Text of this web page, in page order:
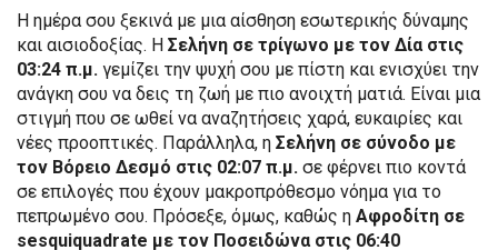
Η ημέρα σου ξεκινά με μια αίσθηση εσωτερικής δύναμης
και αισιοδοξίας. Η Σελήνη σε τρίγωνο με τον Δία στις
03:24 π.μ. γεμίζει την ψυχή σου με πίστη και ενισχύει την
ανάγκη σου να δεις τη ζωή με πιο ανοιχτή ματιά. Είναι μια
στιγμή που σε ωθεί να αναζητήσεις χαρά, ευκαιρίες και
νέες προοπτικές. Παράλληλα, η Σελήνη σε σύνοδο με
τον Βόρειο Δεσμό στις 02:07 π.μ. σε φέρνει πιο κοντά
σε επιλογές που έχουν μακροπρόθεσμο νόημα για το
πεπρωμένο σου. Πρόσεξε, όμως, καθώς η Αφροδίτη σε
sesquiquadrate με τον Ποσειδώνα στις 06:40